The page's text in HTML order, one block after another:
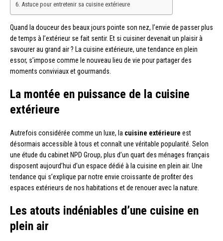
Astuce pour entretenir sa cuisine extérieure
Quand la douceur des beaux jours pointe son nez, l’envie de passer plus
de temps à l’extérieur se fait sentir. Et si cuisiner devenait un plaisir à
savourer au grand air ? La cuisine extérieure, une tendance en plein
essor, s’impose comme le nouveau lieu de vie pour partager des
moments conviviaux et gourmands.
La montée en puissance de la cuisine
extérieure
Autrefois considérée comme un luxe, la cuisine extérieure est
désormais accessible à tous et connaît une véritable popularité. Selon
une étude du cabinet NPD Group, plus d’un quart des ménages français
disposent aujourd’hui d’un espace dédié à la cuisine en plein air. Une
tendance qui s’explique par notre envie croissante de profiter des
espaces extérieurs de nos habitations et de renouer avec la nature.
Les atouts indéniables d’une cuisine en
plein air